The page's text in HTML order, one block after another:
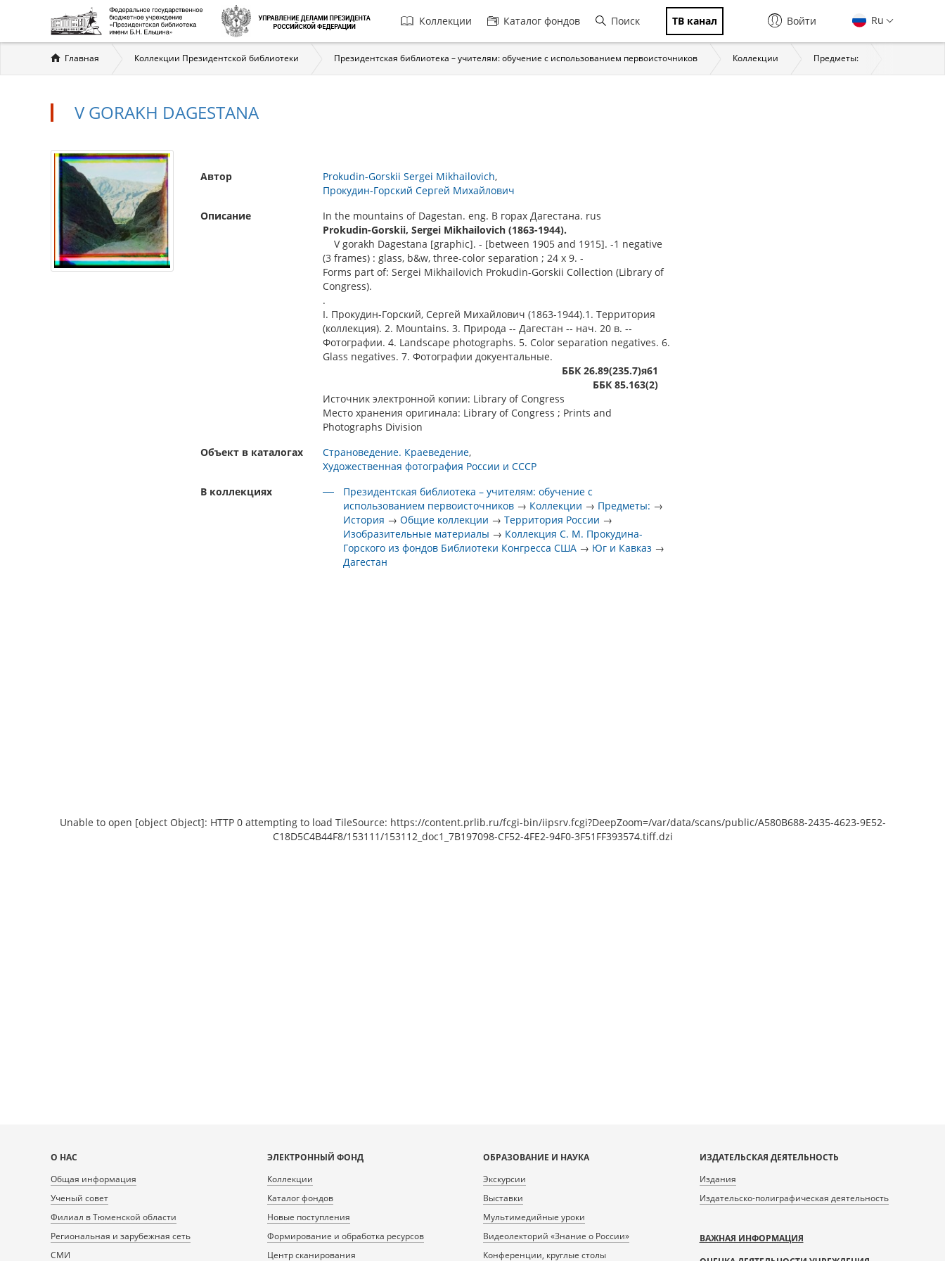
Главная
навигация
Коллекции Каталог фондов Поиск ТВ канал Ru
Войти
Вы
здесь
Главная Коллекции Президентской библиотеки Президентская библиотека – учителям: обучение с использованием первоисточников Коллекции Предметы:
V GORAKH DAGESTANA
Автор
Prokudin-Gorskii Sergei Mikhailovich
Прокудин-Горский Сергей Михайлович
Описание
In the mountains of Dagestan. eng. В горах Дагестана. rus
Prokudin-Gorskii, Sergei Mikhailovich (1863-1944).
V gorakh Dagestana [graphic]. - [between 1905 and 1915]. -1 negative
(3 frames) : glass, b&w, three-color separation ; 24 x 9. -
Forms part of: Sergei Mikhailovich Prokudin-Gorskii Collection (Library of
Congress).
.
I. Прокудин-Горский, Сергей Михайлович (1863-1944).1. Территория
(коллекция). 2. Mountains. 3. Природа -- Дагестан -- нач. 20 в. --
Фотографии. 4. Landscape photographs. 5. Color separation negatives. 6.
Glass negatives. 7. Фотографии докуентальные.
ББК 26.89(235.7)я61
ББК 85.163(2)
Источник электронной копии: Library of Congress
Место хранения оригинала: Library of Congress ; Prints and
Photographs Division
Объект в каталогах
Страноведение. Краеведение
Художественная фотография России и СССР
В коллекциях
Президентская библиотека – учителям: обучение с
использованием первоисточников → Коллекции → Предметы: →
История →Общие коллекции →Территория России →
Изобразительные материалы → Коллекция С. М. Прокудина-
Горского из фондов Библиотеки Конгресса США → Юг и Кавказ →
Дагестан
Unable to open [object Object]: HTTP 0 attempting to load TileSource: https://content.prlib.ru/fcgi-bin/iipsrv.fcgi?DeepZoom=/var/data/scans/public/A580B688-2435-4623-9E52-
C18D5C4B44F8/153111/153112_doc1_7B197098-CF52-4FE2-94F0-3F51FF393574.tiff.dzi
Карта
сайта
О НАС
Общая информация
Ученый совет
Филиал в Тюменской области
Региональная и зарубежная сеть
СМИ
ЭЛЕКТРОННЫЙ ФОНД
Коллекции
Каталог фондов
Новые поступления
Формирование и обработка ресурсов
Центр сканирования
ОБРАЗОВАНИЕ И НАУКА
Экскурсии
Выставки
Мультимедийные уроки
Видеолекторий «Знание о России»
Конференции, круглые столы
ИЗДАТЕЛЬСКАЯ ДЕЯТЕЛЬНОСТЬ
Издания
Издательско-полиграфическая деятельность
ВАЖНАЯ ИНФОРМАЦИЯ